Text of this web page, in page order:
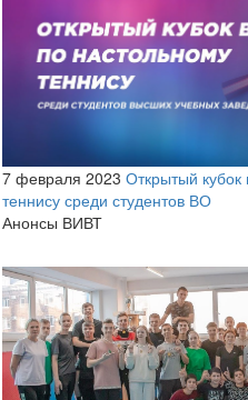
7 февраля 2023 Открытый
теннису среди студентов ВО
Анонсы ВИВТ